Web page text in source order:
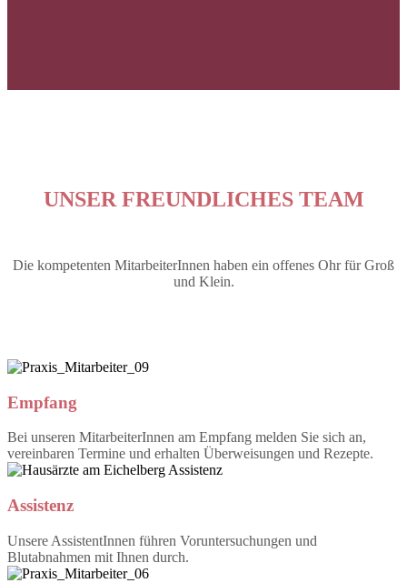
UNSER FREUNDLICHES TEAM
Die kompetenten MitarbeiterInnen haben ein offenes Ohr für Groß
und Klein.
Empfang
Bei unseren MitarbeiterInnen am Empfang melden Sie sich an,
vereinbaren Termine und erhalten Überweisungen und Rezepte.
Assistenz
Unsere AssistentInnen führen Voruntersuchungen und
Blutabnahmen mit Ihnen durch.